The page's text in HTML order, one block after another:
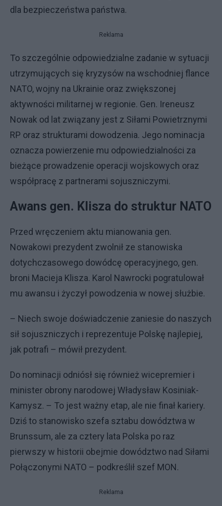
dla bezpieczeństwa państwa.
Reklama
To szczególnie odpowiedzialne zadanie w sytuacji
utrzymujących się kryzysów na wschodniej flance
NATO, wojny na Ukrainie oraz zwiększonej
aktywności militarnej w regionie. Gen. Ireneusz
Nowak od lat związany jest z Siłami Powietrznymi
RP oraz strukturami dowodzenia. Jego nominacja
oznacza powierzenie mu odpowiedzialności za
bieżące prowadzenie operacji wojskowych oraz
współpracę z partnerami sojuszniczymi.
Awans gen. Klisza do struktur NATO
Przed wręczeniem aktu mianowania gen.
Nowakowi prezydent zwolnił ze stanowiska
dotychczasowego dowódcę operacyjnego, gen.
broni Macieja Klisza. Karol Nawrocki pogratulował
mu awansu i życzył powodzenia w nowej służbie.
– Niech swoje doświadczenie zaniesie do naszych
sił sojuszniczych i reprezentuje Polskę najlepiej,
jak potrafi – mówił prezydent.
Do nominacji odniósł się również wicepremier i
minister obrony narodowej Władysław Kosiniak-
Kamysz. – To jest ważny etap, ale nie finał kariery.
Dziś to stanowisko szefa sztabu dowództwa w
Brunssum, ale za cztery lata Polska po raz
pierwszy w historii obejmie dowództwo nad Siłami
Połączonymi NATO – podkreślił szef MON.
Reklama